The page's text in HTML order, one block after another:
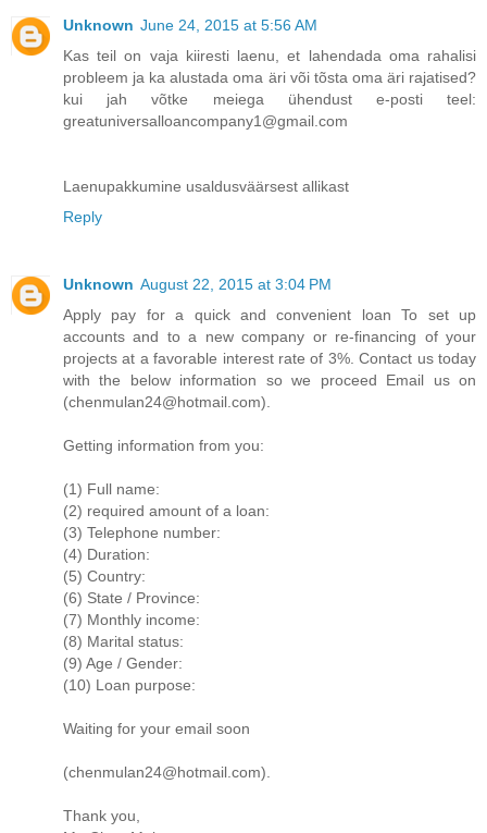
Unknown June 24, 2015 at 5:56 AM
Kas teil on vaja kiiresti laenu, et lahendada oma rahalisi
probleem ja ka alustada oma äri või tõsta oma äri rajatised?
kui jah võtke meiega ühendust e-posti teel:
greatuniversalloancompany1@gmail.com
Laenupakkumine usaldusväärsest allikast
Reply
Unknown August 22, 2015 at 3:04 PM
Apply pay for a quick and convenient loan To set up
accounts and to a new company or re-financing of your
projects at a favorable interest rate of 3%. Contact us today
with the below information so we proceed Email us on
(chenmulan24@hotmail.com).
Getting information from you:
(1) Full name:
(2) required amount of a loan:
(3) Telephone number:
(4) Duration:
(5) Country:
(6) State / Province:
(7) Monthly income:
(8) Marital status:
(9) Age / Gender:
(10) Loan purpose:
Waiting for your email soon
(chenmulan24@hotmail.com).
Thank you,